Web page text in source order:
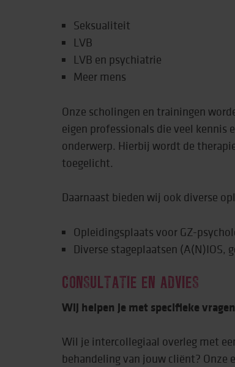
Seksualiteit
LVB
LVB en psychiatrie
Meer mens
Onze scholingen en trainingen
eigen professionals die veel kennis
onderwerp. Hierbij wordt de
toegelicht.
Daarnaast bieden wij ook diverse
Opleidingsplaats voor GZ-
Diverse stageplaatsen (A(N)IOS,
CONSULTATIE EN ADVIES
Wij helpen je met specifieke vragen
Wil je intercollegiaal overleg met
behandeling van jouw cliënt? Onze